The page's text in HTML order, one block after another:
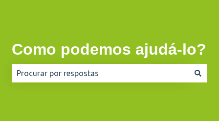
Como podemos ajudá-lo?